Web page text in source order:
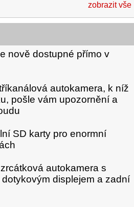
zobrazit vše
nově dostupné přímo v
autokamera, k níž
pošle vám upozornění a
SD karty pro enormní
autokamera s
displejem a zadní